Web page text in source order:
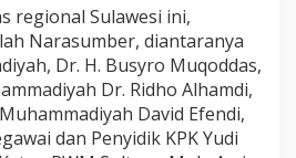
regional Sulawesi ini,
Narasumber, diantaranya
Dr. H. Busyro Muqoddas,
Dr. Ridho Alhamdi,
David Efendi,
dan Penyidik KPK Yudi